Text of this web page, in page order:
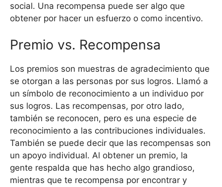
social. Una recompensa puede ser algo que
obtener por hacer un esfuerzo o como incentivo.
Premio vs. Recompensa
Los premios son muestras de agradecimiento que
se otorgan a las personas por sus logros. Llamó a
un símbolo de reconocimiento a un individuo por
sus logros. Las recompensas, por otro lado,
también se reconocen, pero es una especie de
reconocimiento a las contribuciones individuales.
También se puede decir que las recompensas son
un apoyo individual. Al obtener un premio, la
gente respalda que has hecho algo grandioso,
mientras que te recompensa por encontrar y